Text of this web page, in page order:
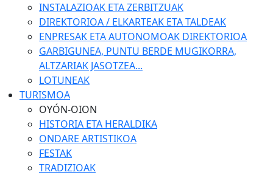
INSTALAZIOAK ETA ZERBITZUAK
DIREKTORIOA / ELKARTEAK ETA TALDEAK
ENPRESAK ETA AUTONOMOAK DIREKTORIOA
GARBIGUNEA, PUNTU BERDE MUGIKORRA,
ALTZARIAK JASOTZEA...
LOTUNEAK
TURISMOA
OYÓN-OION
HISTORIA ETA HERALDIKA
ONDARE ARTISTIKOA
FESTAK
TRADIZIOAK